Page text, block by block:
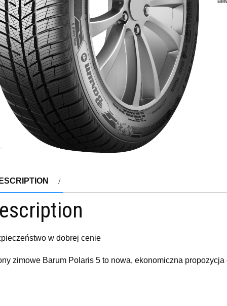
w dobrej cenie
zimowe Barum Polaris 5 to nowa, ekonomiczna